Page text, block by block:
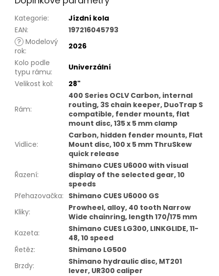
Kategorie:
Jízdní kola
EAN:
197216045793
? Modelový
rok:
2026
Kolo podle
typu rámu:
Univerzální
Velikost kol: 28"
Rám:
400 Series OCLV Carbon, internal
routing, 3S chain keeper, DuoTrap S
compatible, fender mounts, flat
mount disc, 135 x 5 mm clamp
Vidlice:
Carbon, hidden fender mounts, Flat
Mount disc, 100 x 5 mm ThruSkew
quick release
Řazení:
Shimano CUES U6000 with visual
display of the selected gear, 10
speeds
Přehazovačka: Shimano CUES U6000 GS
Kliky:
Prowheel, alloy, 40 tooth Narrow
Wide chainring, length 170/175 mm
Kazeta:
Shimano CUES LG300, LINKGLIDE, 11-
48, 10 speed
Řetěz:
Shimano LG500
Brzdy:
Shimano hydraulic disc, MT201
lever, UR300 caliper